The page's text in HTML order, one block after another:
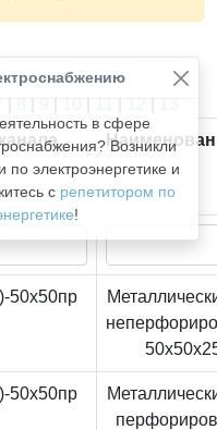
в сфере
Возникли
по электроэнергетике и
с репетитором по
!
записей.
7 | 8 | 9 | 10 | 11 | 12 | 13